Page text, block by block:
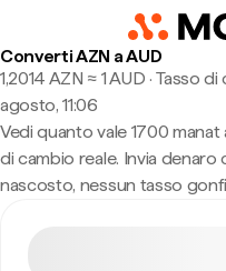
Converti AZN a AUD
1,2014 AZN ≈ 1 AUD · Tasso
agosto, 11:06
Vedi quanto vale 1700
di cambio reale. Invia
nascosto, nessun tasso